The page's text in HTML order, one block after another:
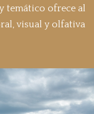
temático ofrece al
visual y olfativa